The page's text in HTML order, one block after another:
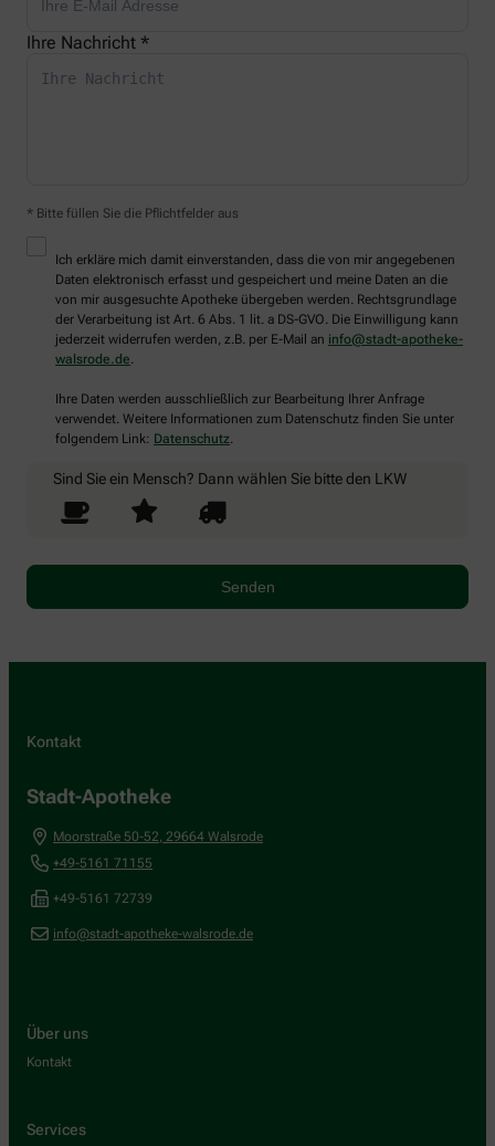
Ihre Nachricht *
* Bitte füllen Sie die Pflichtfelder aus
Ich erkläre mich damit einverstanden, dass die von mir angegebenen
Daten elektronisch erfasst und gespeichert und meine Daten an die
von mir ausgesuchte Apotheke übergeben werden. Rechtsgrundlage
der Verarbeitung ist Art. 6 Abs. 1 lit. a DS-GVO. Die Einwilligung kann
jederzeit widerrufen werden, z.B. per E-Mail an info@stadt-apotheke-
walsrode.de.
Ihre Daten werden ausschließlich zur Bearbeitung Ihrer Anfrage
verwendet. Weitere Informationen zum Datenschutz finden Sie unter
folgendem Link: Datenschutz.
Sind Sie ein Mensch? Dann wählen Sie bitteden LKW
Kontakt
Stadt-Apotheke
Moorstraße 50-52, 29664 Walsrode
+49-5161 71155
+49-5161 72739
info@stadt-apotheke-walsrode.de
Über uns
Kontakt
Services